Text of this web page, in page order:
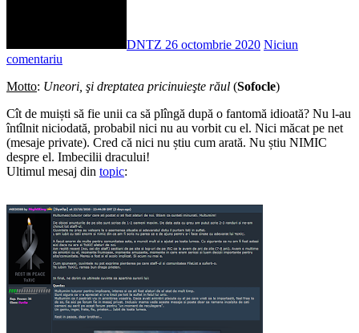
DNTZ 26 octombrie 2020 Niciun
comentariu
Motto: Uneori, şi dreptatea pricinuieşte răul (Sofocle)
Cît de muiști să fie unii ca să plîngă după o fantomă idioată? Nu l-au
întîlnit niciodată, probabil nici nu au vorbit cu el. Nici măcat pe net
(mesaje private). Cred că nici nu știu cum arată. Nu știu NIMIC
despre el. Imbecilii dracului!
Ultimul mesaj din topic: